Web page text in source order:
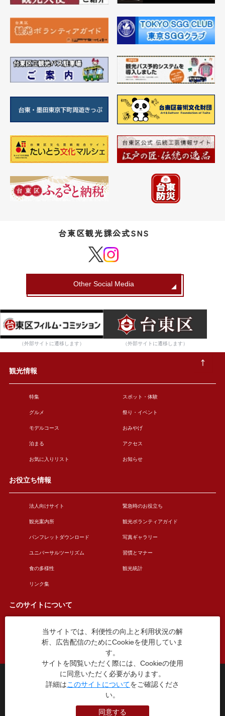
台東区観光課公式SNS
Other Social Media
（外部サイトに遷移します） （外部サイトに遷移します）
観光情報
特集 スポット・体験
グルメ 祭り・イベント
モデルコース おみやげ
泊まる アクセス
お気に入りリスト お知らせ
お役立ち情報
法人向けサイト 緊急時のお役立ち
観光案内所 観光ボランティアガイド
パンフレットダウンロード 写真ギャラリー
ユニバーサルツーリズム 習慣とマナー
食の多様性 観光統計
リンク集
このサイトについて
このサイトについて 広告掲載について
お問い合わせ
台東区役所観光課
〒110-8615 東京都台東区東上野4丁目5番6号
TEL：03-5246-1151
当サイトでは、利便性の向上と利用状況の解
析、広告配信のためにCookieを使用していま
す。
サイトを閲覧いただく際には、Cookieの使用
に同意いただく必要があります。
詳細はこのサイトについてをご確認くださ
い。
同意する